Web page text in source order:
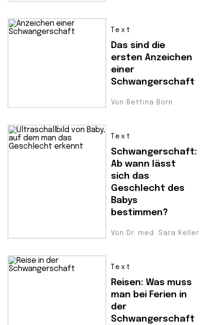
Text
Das sind die
ersten Anzeichen
einer
Schwangerschaft
Von Bettina Born
Text
Schwangerschaft:
Ab wann lässt
sich das
Geschlecht des
Babys
bestimmen?
Von Dr. med. Sara Keller
Text
Reisen: Was muss
man bei Ferien in
der
Schwangerschaft